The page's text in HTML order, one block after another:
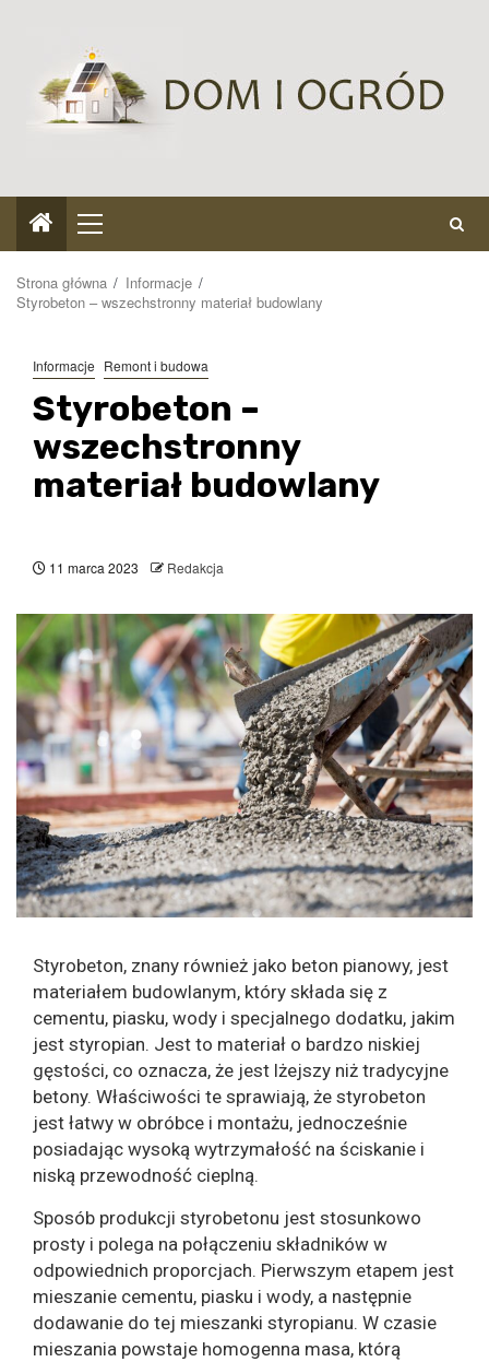
Menu
główne
Strona główna
Informacje
Styrobeton – wszechstronny materiał budowlany
Informacje Remont i budowa
Styrobeton –
wszechstronny
materiał budowlany
11 marca 2023 Redakcja
Styrobeton, znany również jako beton pianowy, jest
materiałem budowlanym, który składa się z
cementu, piasku, wody i specjalnego dodatku, jakim
jest styropian. Jest to materiał o bardzo niskiej
gęstości, co oznacza, że ​​jest lżejszy niż tradycyjne
betony. Właściwości te sprawiają, że styrobeton
jest łatwy w obróbce i montażu, jednocześnie
posiadając wysoką wytrzymałość na ściskanie i
niską przewodność cieplną.
Sposób produkcji styrobetonu jest stosunkowo
prosty i polega na połączeniu składników w
odpowiednich proporcjach. Pierwszym etapem jest
mieszanie cementu, piasku i wody, a następnie
dodawanie do tej mieszanki styropianu. W czasie
mieszania powstaje homogenna masa, którą